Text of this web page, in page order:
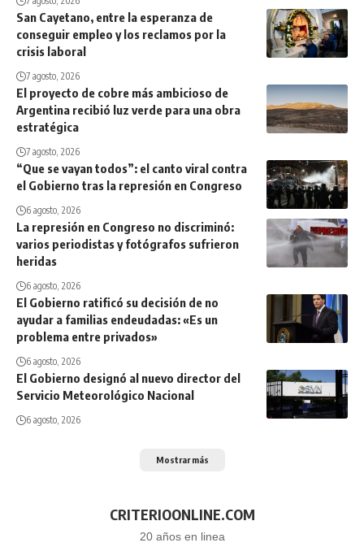
San Cayetano, entre la esperanza de
conseguir empleo y los reclamos por la
crisis laboral
7 agosto, 2026
El proyecto de cobre más ambicioso de
Argentina recibió luz verde para una obra
estratégica
7 agosto, 2026
“Que se vayan todos”: el canto viral contra
el Gobierno tras la represión en Congreso
6 agosto, 2026
La represión en Congreso no discriminó:
varios periodistas y fotógrafos sufrieron
heridas
6 agosto, 2026
El Gobierno ratificó su decisión de no
ayudar a familias endeudadas: «Es un
problema entre privados»
6 agosto, 2026
El Gobierno designó al nuevo director del
Servicio Meteorológico Nacional
6 agosto, 2026
Mostrar más
CRITERIOONLINE.COM
20 años en linea